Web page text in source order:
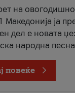
на
Македонија ја
дел е новата
народна песна
повеќе